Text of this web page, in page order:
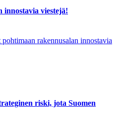
innostavia viestejä!
rakennusalan innostavia
riski, jota Suomen